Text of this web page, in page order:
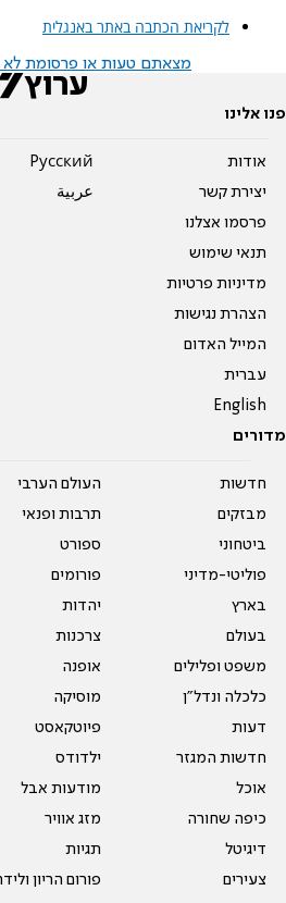
לקריאת הכתבה באתר באנגלית
מצאתם טעות או פרסומת לא
פנו אלינו
אודות
יצירת קשר
פרסמו אצלנו
תנאי שימוש
מדיניות פרטיות
הצהרת נגישות
המייל האדום
עברית
English
Pусский
عربية
מדורים
חדשות
מבזקים
ביטחוני
פוליטי-מדיני
בארץ
בעולם
משפט ופלילים
כלכלה ונדל"ן
דעות
חדשות המגזר
אוכל
כיפה שחורה
דיגיטל
צעירים
העולם הערבי
תרבות ופנאי
ספורט
פורומים
יהדות
צרכנות
אופנה
מוסיקה
פיוטקאסט
ילדודס
מודעות אבל
מזג אוויר
תגיות
פורום הריון